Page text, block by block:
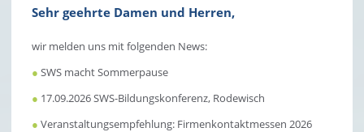
Abmeldung
Ich habe die Hinweise zum Datenschutz zur Kenntnis
genommen und akzeptiert.
Captcha
Sehr geehrte Damen und Herren,
wir melden uns mit folgenden News:
● SWS macht Sommerpause
● 17.09.2026 SWS-Bildungskonferenz, Rodewisch
● Veranstaltungsempfehlung: Firmenkontaktmessen 2026